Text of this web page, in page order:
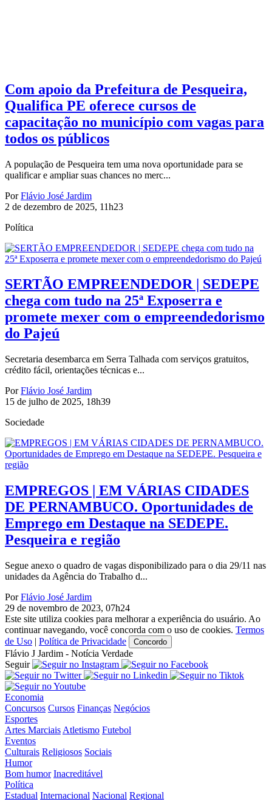
Com apoio da Prefeitura de Pesqueira,
Qualifica PE oferece cursos de
capacitação no município com vagas para
todos os públicos
A população de Pesqueira tem uma nova oportunidade para se
qualificar e ampliar suas chances no merc...
PorFlávio José Jardim
2 de dezembro de 2025, 11h23
Política
SERTÃO EMPREENDEDOR | SEDEPE
chega com tudo na 25ª Exposerra e
promete mexer com o empreendedorismo
do Pajeú
Secretaria desembarca em Serra Talhada com serviços gratuitos,
crédito fácil, orientações técnicas e...
PorFlávio José Jardim
15 de julho de 2025, 18h39
Sociedade
EMPREGOS | EM VÁRIAS CIDADES
DE PERNAMBUCO. Oportunidades de
Emprego em Destaque na SEDEPE.
Pesqueira e região
Segue anexo o quadro de vagas disponibilizado para o dia 29/11 nas
unidades da Agência do Trabalho d...
PorFlávio José Jardim
29 de novembro de 2023, 07h24
Este site utiliza cookies para melhorar a experiência do usuário. Ao
continuar navegando, você concorda com o uso de cookies. Termos
de Uso | Política de Privacidade Concordo
Flávio J Jardim - Notícia Verdade
Seguir
Economia
Concursos Cursos Finanças Negócios
Esportes
Artes Marciais Atletismo Futebol
Eventos
Culturais Religiosos Sociais
Humor
Bom humor Inacreditável
Política
Estadual Internacional Nacional Regional